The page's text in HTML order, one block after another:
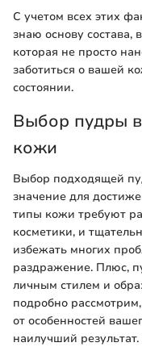
С учетом всех этих
знаю основу
которая не просто
заботиться о вашей
состоянии.
Выбор пудры в
кожи
Выбор подходящей
значение для
типы кожи требуют
косметики, и
избежать многих
раздражение. Плюс,
личным стилем и
подробно
от особенностей
наилучший результат.